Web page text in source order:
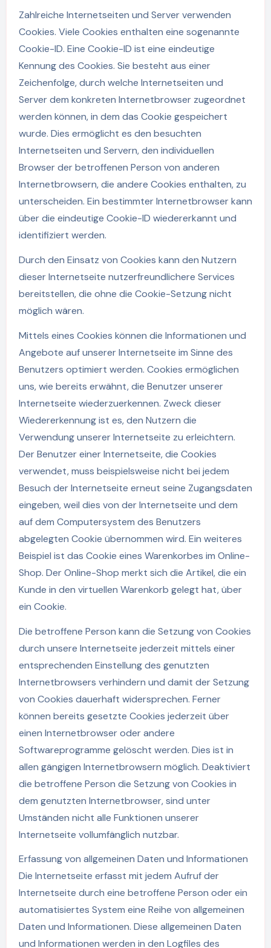
Zahlreiche Internetseiten und Server verwenden
Cookies. Viele Cookies enthalten eine sogenannte
Cookie-ID. Eine Cookie-ID ist eine eindeutige
Kennung des Cookies. Sie besteht aus einer
Zeichenfolge, durch welche Internetseiten und
Server dem konkreten Internetbrowser zugeordnet
werden können, in dem das Cookie gespeichert
wurde. Dies ermöglicht es den besuchten
Internetseiten und Servern, den individuellen
Browser der betroffenen Person von anderen
Internetbrowsern, die andere Cookies enthalten, zu
unterscheiden. Ein bestimmter Internetbrowser kann
über die eindeutige Cookie-ID wiedererkannt und
identifiziert werden.
Durch den Einsatz von Cookies kann den Nutzern
dieser Internetseite nutzerfreundlichere Services
bereitstellen, die ohne die Cookie-Setzung nicht
möglich wären.
Mittels eines Cookies können die Informationen und
Angebote auf unserer Internetseite im Sinne des
Benutzers optimiert werden. Cookies ermöglichen
uns, wie bereits erwähnt, die Benutzer unserer
Internetseite wiederzuerkennen. Zweck dieser
Wiedererkennung ist es, den Nutzern die
Verwendung unserer Internetseite zu erleichtern.
Der Benutzer einer Internetseite, die Cookies
verwendet, muss beispielsweise nicht bei jedem
Besuch der Internetseite erneut seine Zugangsdaten
eingeben, weil dies von der Internetseite und dem
auf dem Computersystem des Benutzers
abgelegten Cookie übernommen wird. Ein weiteres
Beispiel ist das Cookie eines Warenkorbes im Online-
Shop. Der Online-Shop merkt sich die Artikel, die ein
Kunde in den virtuellen Warenkorb gelegt hat, über
ein Cookie.
Die betroffene Person kann die Setzung von Cookies
durch unsere Internetseite jederzeit mittels einer
entsprechenden Einstellung des genutzten
Internetbrowsers verhindern und damit der Setzung
von Cookies dauerhaft widersprechen. Ferner
können bereits gesetzte Cookies jederzeit über
einen Internetbrowser oder andere
Softwareprogramme gelöscht werden. Dies ist in
allen gängigen Internetbrowsern möglich. Deaktiviert
die betroffene Person die Setzung von Cookies in
dem genutzten Internetbrowser, sind unter
Umständen nicht alle Funktionen unserer
Internetseite vollumfänglich nutzbar.
Erfassung von allgemeinen Daten und Informationen
Die Internetseite erfasst mit jedem Aufruf der
Internetseite durch eine betroffene Person oder ein
automatisiertes System eine Reihe von allgemeinen
Daten und Informationen. Diese allgemeinen Daten
und Informationen werden in den Logfiles des